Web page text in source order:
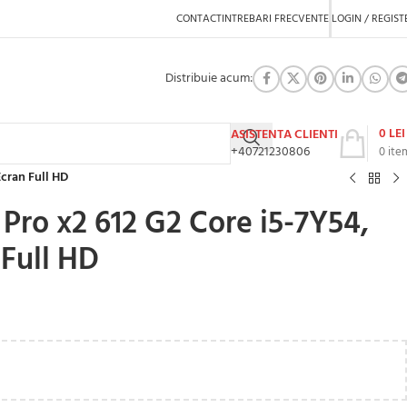
CONTACTINTREBARI FRECVENTE LOGIN /
Distribuie acum:
ASISTENTA CLIENTI
+40721230806
0
0 LEI
Full HD
x2 612 G2 Core i5-7Y54,
HD